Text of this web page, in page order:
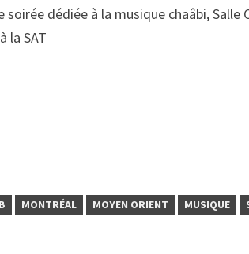
dédiée à la musique chaâbi, Salle
la SAT
MONTRÉAL MOYEN ORIENT MUSIQUE